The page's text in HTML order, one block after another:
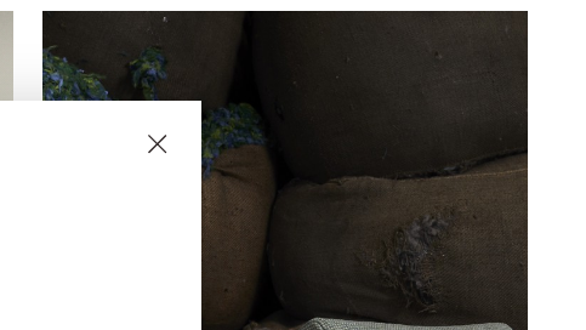
Polyester, davon werden 50
Prozent aus SEAQUAL®-Garn
gefertigt; in 27 Farben erhältlich
Read Story